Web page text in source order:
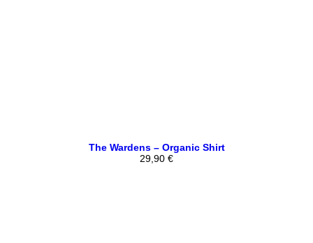
The Wardens – Organic Shirt
29,90 €